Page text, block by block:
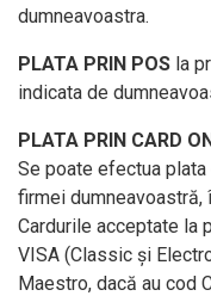
dumneavoastra.
PLATA PRIN POS la
indicata de
PLATA PRIN CARD
Se poate efectua
firmei dumneavoastră,
Cardurile acceptate la
VISA (Classic și
Maestro, dacă au cod